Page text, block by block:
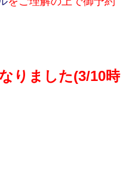
りました(3/10時